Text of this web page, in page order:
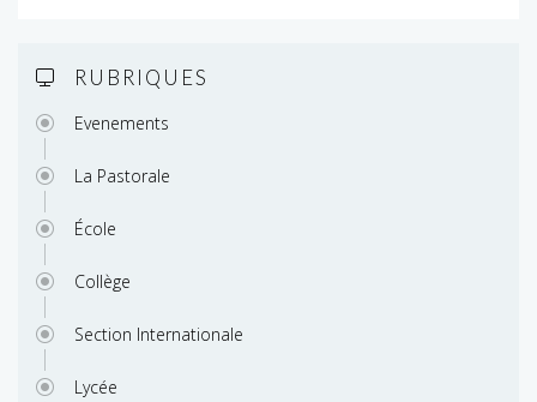
RUBRIQUES
Evenements
La Pastorale
École
Collège
Section Internationale
Lycée